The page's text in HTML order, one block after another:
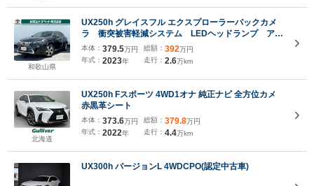
和歌山県
UX250h グレイスフル エクスプローラーバックカメ
ラ 衝突被害軽減システム LEDヘッドランプ アイ
ドリングストップ シートヒーター フルセグ
ETC 電動リヤゲート
本体： 379.5万円
年式： 2023年
総額： 392万円
走行： 2.6万km
北海道
UX250h Fスポーツ 4WD1オナ 純正ナビ 全方位カメ
赤黒革シート
本体： 373.6万円
年式： 2022年
総額： 379.8万円
走行： 4.4万km
UX300h バージョンL 4WDCPO(認定中古車)